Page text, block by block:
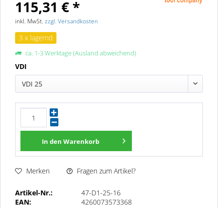
115,31 € *
inkl. MwSt. zzgl. Versandkosten
3 x lagernd
ca. 1-3 Werktage (Ausland abweichend)
VDI
VDI 25
In den Warenkorb
Merken Fragen zum Artikel?
Artikel-Nr.:
47-D1-25-16
EAN:
4260073573368